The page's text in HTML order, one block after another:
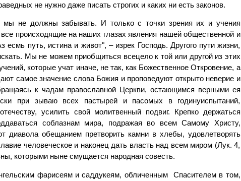
не нужно даже писать строгих и каких ни есть законов.
мы не должны забывать. И только с точки зрения их и учения
все происходящие на наших глазах явления нашей общественной и
есмь путь, истина и живот", – изрек Господь. Другого пути жизни,
Мы не можем приобщиться всецело к той или другой из этих
которые учат иначе, не так, как Божественное Откровение, а
самое значение слова Божия и проповедуют открыто неверие и
к чадам православной Церк­ви, остающимся верными ея
при зываю всех пастырей и пасомых в годинуиспытаний,
усилить свой молитвен­ный подвиг. Крепко держаться
соблазнам мира, подражая во всем Самому Христу,
диавола обещанием претворить камни в хлебы, удовлетворять
человеческое и наконец дать власть над всем миром (Лук. 4,
которыми ныне смущается народная совесть.
фарисеям и саддукеям, обличенным Спасителем в том,